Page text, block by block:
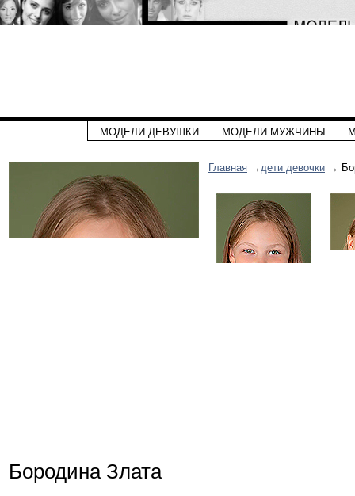
МОДЕЛИ ДЕВУШКИ МОДЕЛИ МУЖЧИНЫ
Бородина Злата
Главная →дети девочки →